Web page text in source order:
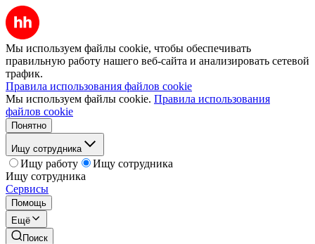
Мы используем файлы cookie, чтобы обеспечивать
правильную работу нашего веб-сайта и анализировать сетевой
трафик.
Правила использования файлов cookie
Мы используем файлы cookie. Правила использования
файлов cookie
Понятно
Ищу сотрудника
Ищу работу
Ищу сотрудника
Ищу сотрудника
Сервисы
Помощь
Ещё
Поиск